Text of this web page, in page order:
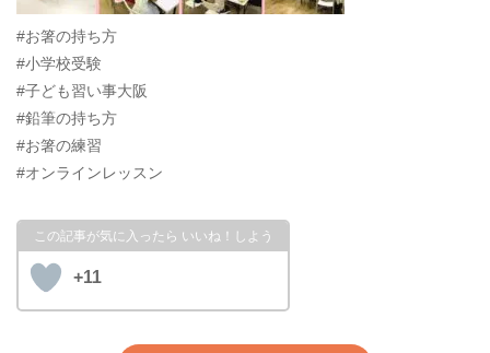
#お箸の持ち方
#小学校受験
#子ども習い事大阪
#鉛筆の持ち方
#お箸の練習
#オンラインレッスン
+11